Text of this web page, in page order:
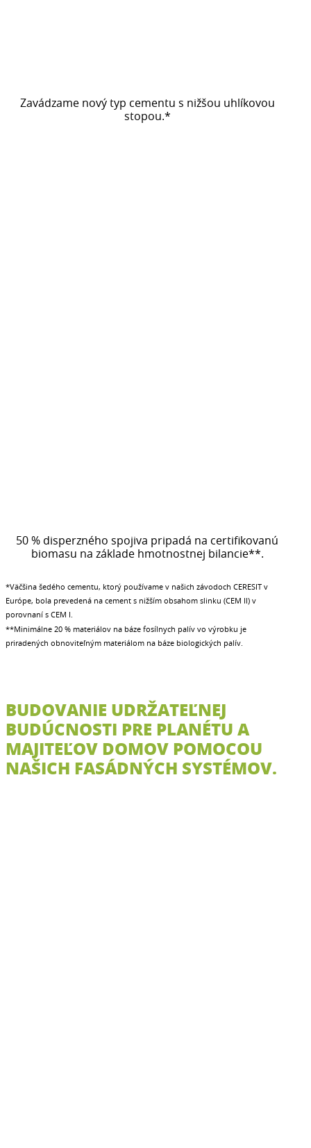
Zavádzame nový typ cementu s nižšou uhlíkovou
stopou.*
50 % disperzného spojiva pripadá na certifikovanú
biomasu na základe hmotnostnej bilancie**.
*Väčšina šedého cementu, ktorý používame v našich závodoch CERESIT v
Európe, bola prevedená na cement s nižším obsahom slinku (CEM II) v
porovnaní s CEM I.
**Minimálne 20 % materiálov na báze fosílnych palív vo výrobku je
priradených obnoviteľným materiálom na báze biologických palív.
BUDOVANIE UDRŽATEĽNEJ
BUDÚCNOSTI PRE PLANÉTU A
MAJITEĽOV DOMOV POMOCOU
NAŠICH FASÁDNÝCH SYSTÉMOV.